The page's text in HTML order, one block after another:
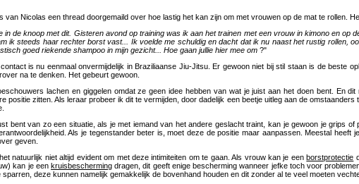
van Nicolas een thread doorgemaild over hoe lastig het kan zijn om met vrouwen op de mat te rollen.
in de knoop met dit. Gisteren avond op training was ik aan het trainen met een vrouw in kimono en
ik steeds haar rechter borst vast... Ik voelde me schuldig en dacht dat ik nu naast het rustig rollen,
goed riekende shampoo in mijn gezicht... Hoe gaan jullie hier mee om?"
is nu eenmaal onvermijdelijk in Braziliaanse Jiu-Jitsu. Er gewoon niet bij stil staan is de beste
na te denken. Het gebeurt gewoon.
lachen en giggelen omdat ze geen idee hebben van wat je juist aan het doen bent. En
positie zitten. Als leraar probeer ik dit te vermijden, door dadelijk een beetje uitleg aan de
bent van zo een situatie, als je met iemand van het andere geslacht traint, kan je gewoon je grips
Als je tegenstander beter is, moet deze de positie maar aanpassen. Meestal
geven.
natuurlijk niet altijd evident om met deze intimiteiten om te gaan. Als vrouw kan je eenborstprotectie
kan je eenkruisbescherming dragen, dit geeft enige bescherming wanneer jefke toch voor
deze kunnen namelijk gemakkelijk de bovenhand houden en dit zonder al te veel moeten